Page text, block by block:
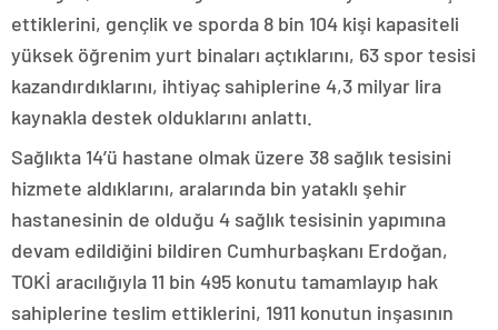
ettiklerini, gençlik ve sporda 8 bin 104 kişi kapasiteli
yüksek öğrenim yurt binaları açtıklarını, 63 spor tesisi
kazandırdıklarını, ihtiyaç sahiplerine 4,3 milyar lira
kaynakla destek olduklarını anlattı.
Sağlıkta 14’ü hastane olmak üzere 38 sağlık tesisini
hizmete aldıklarını, aralarında bin yataklı şehir
hastanesinin de olduğu 4 sağlık tesisinin yapımına
devam edildiğini bildiren Cumhurbaşkanı Erdoğan,
TOKİ aracılığıyla 11 bin 495 konutu tamamlayıp hak
sahiplerine teslim ettiklerini, 1911 konutun inşasının